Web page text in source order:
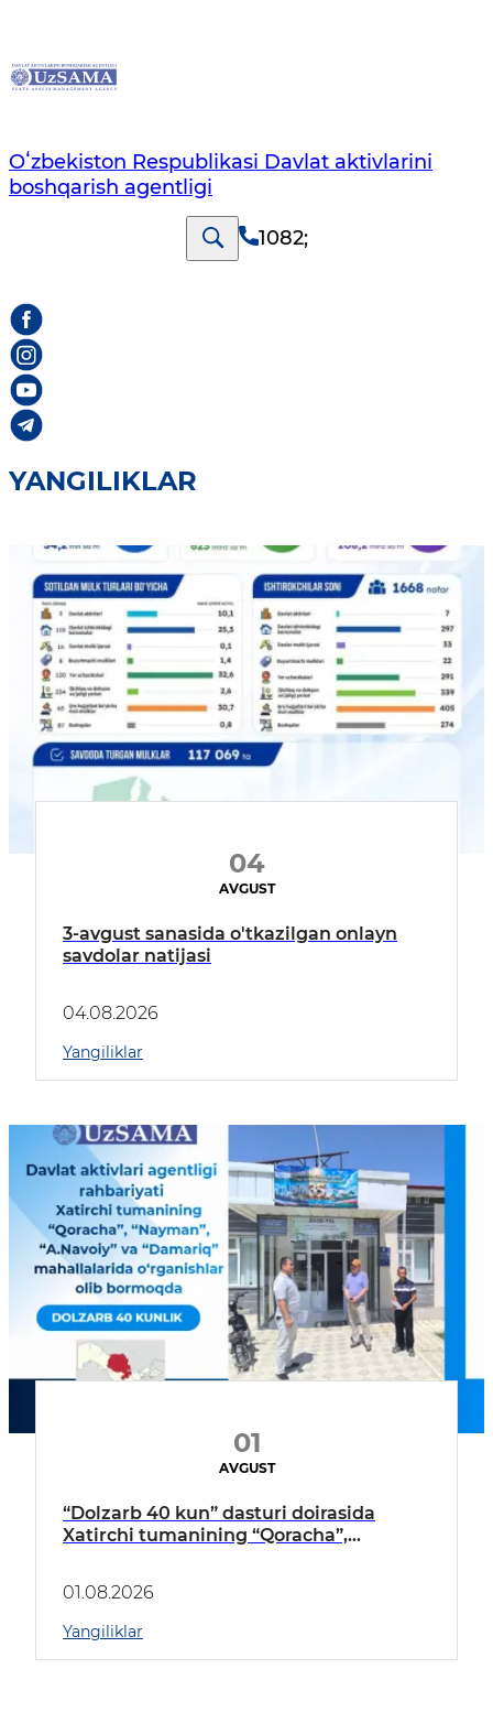
Oʻzbekiston Respublikasi Davlat aktivlarini
boshqarish agentligi
1082;
YANGILIKLAR
04
AVGUST
3-avgust sanasida o'tkazilgan onlayn
savdolar natijasi
04.08.2026
Yangiliklar
01
AVGUST
“Dolzarb 40 kun” dasturi doirasida
Xatirchi tumanining “Qoracha”,
borildi
01.08.2026
Yangiliklar